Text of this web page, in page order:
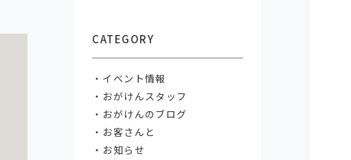
CATEGORY
イベント情報
おがけんスタッフ
おがけんのブログ
お客さんと
お知らせ